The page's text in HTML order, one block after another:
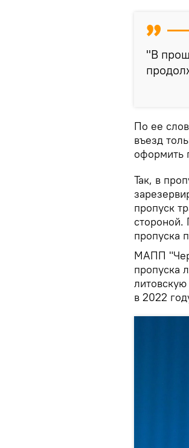
"В
По ее
въезд
оформить
Так, в
пропуск
стороной.
пропуска
МАПП
пропуска
в 2022